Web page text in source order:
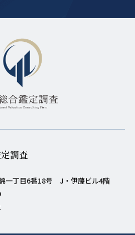
調査
一丁目6番18号 J・伊藤ビル4階